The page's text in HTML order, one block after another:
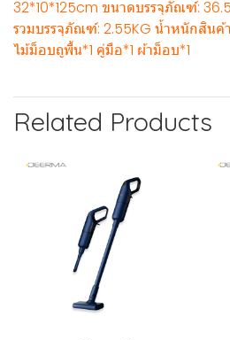
32*10*125cm ขนาดบรรจุภัณฑ์:
รวมบรรจุภัณฑ์: 2.55KG น้ำหนักสินค้
ไม้ม็อบถูพื้น*1 คู่มือ*1 ผ้าม็อบ*1
Related Products